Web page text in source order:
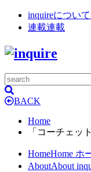
inquireについて
連載連載
BACK
Home
「コーチェッ
HomeHome ホ
AboutAbout